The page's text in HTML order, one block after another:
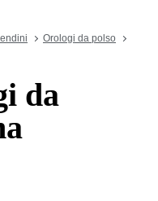
Orologi da polso
da